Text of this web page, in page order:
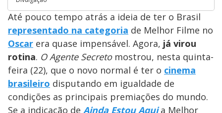
Até pouco tempo atrás a ideia de ter o Brasil
representado na categoria de Melhor Filme no
Oscar era quase impensável. Agora, já virou
rotina. O Agente Secretomostrou, nesta quinta-
feira (22), que o novo normal é ter o cinema
brasileiro disputando em igualdade de
condições as principais premiações do mundo.
Se a indicação de Ainda Estou Aquia Melhor